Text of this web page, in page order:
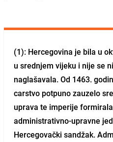
(1): Hercegovina je bila u
u srednjem vijeku i nije se
naglašavala. Od 1463.
carstvo potpuno zauzelo
uprava te imperije
administrativno-upravne
Hercegovački sandžak.